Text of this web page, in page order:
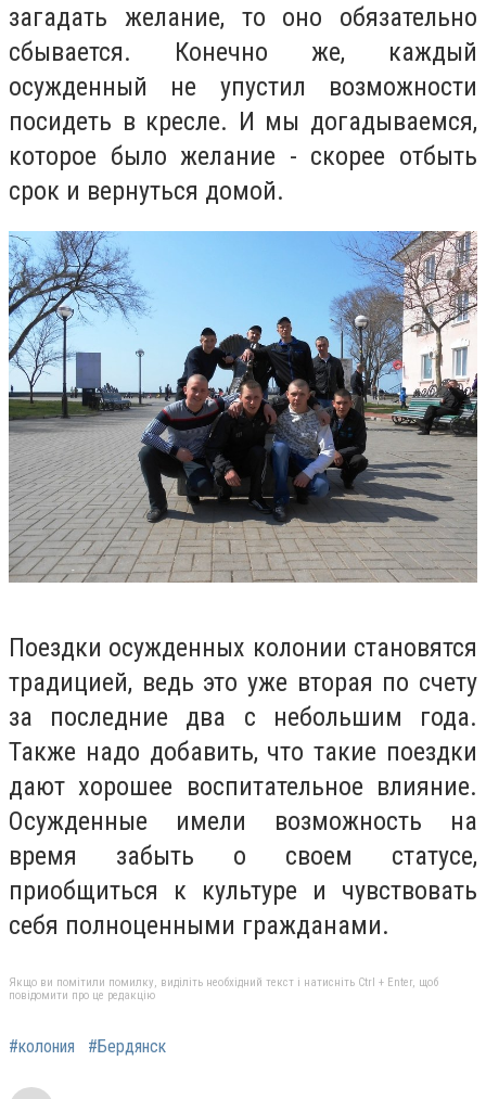
загадать желание, то оно обязательно
сбывается. Конечно же, каждый
осужденный не упустил возможности
посидеть в кресле. И мы догадываемся,
которое было желание - скорее отбыть
срок и вернуться домой.
Поездки осужденных колонии становятся
традицией, ведь это уже вторая по счету
за последние два с небольшим года.
Также надо добавить, что такие поездки
дают хорошее воспитательное влияние.
Осужденные имели возможность на
время забыть о своем статусе,
приобщиться к культуре и чувствовать
себя полноценными гражданами.
Якщо ви помітили помилку, виділіть необхідний текст і натисніть Ctrl + Enter, щоб
повідомити про це редакцію
#колония #Бердянск